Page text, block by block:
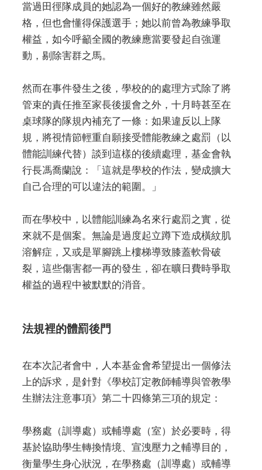
當過田徑隊成員的她認為一個好的教練雖然嚴
格，但也會懂得保護選手；她以前曾為教練爭取
權益，如今呼籲全國的教練應當要發起自強運
動，剔除害群之馬。
然而在事件發生之後，學校的的處理方式除了將
管束的責任推至家長後援會之外，十月時甚至在
桌球隊的隊規內補充了一條：如果違反以上隊
規，將視情節輕重自願接受體能教練之處罰（以
體能訓練代替）談到這樣的後續處理，基金會執
行長馮喬蘭說：「這就是學校的作法，變成擴大
自己合理的可以違法的範圍。」
而在學校中，以體能訓練為名來行處罰之實，從
來就不是個案。無論是過度起立蹲下造成橫紋肌
溶解症，又或是單腳跳上樓梯導致膝蓋軟骨破
裂，這些傷害都一再的發生，卻在曠日費時爭取
權益的過程中被默默的消音。
法規裡的體罰後門
在本次記者會中，人本基金會希望提出一個修法
上的訴求，是針對《學校訂定教師輔導與管教學
生辦法注意事項》第二十四條第三項的規定：
學務處（訓導處）或輔導處（室）於必要時，得
基於協助學生轉換情境、宣洩壓力之輔導目的，
衡量學生身心狀況，在學務處（訓導處）或輔導